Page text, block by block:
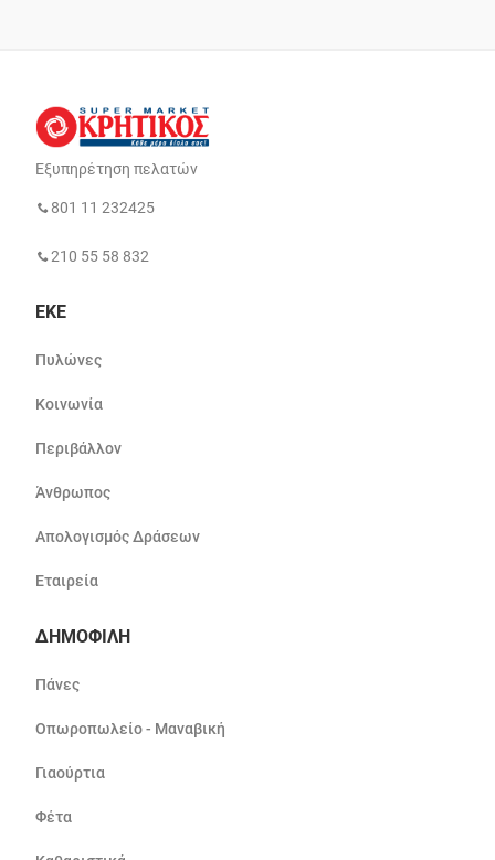
Εξυπηρέτηση πελατών
801 11 232425
210 55 58 832
ΕΚΕ
Πυλώνες
Κοινωνία
Περιβάλλον
Άνθρωπος
Απολογισμός Δράσεων
Εταιρεία
ΔΗΜΟΦΙΛΗ
Πάνες
Οπωροπωλείο - Μαναβική
Γιαούρτια
Φέτα